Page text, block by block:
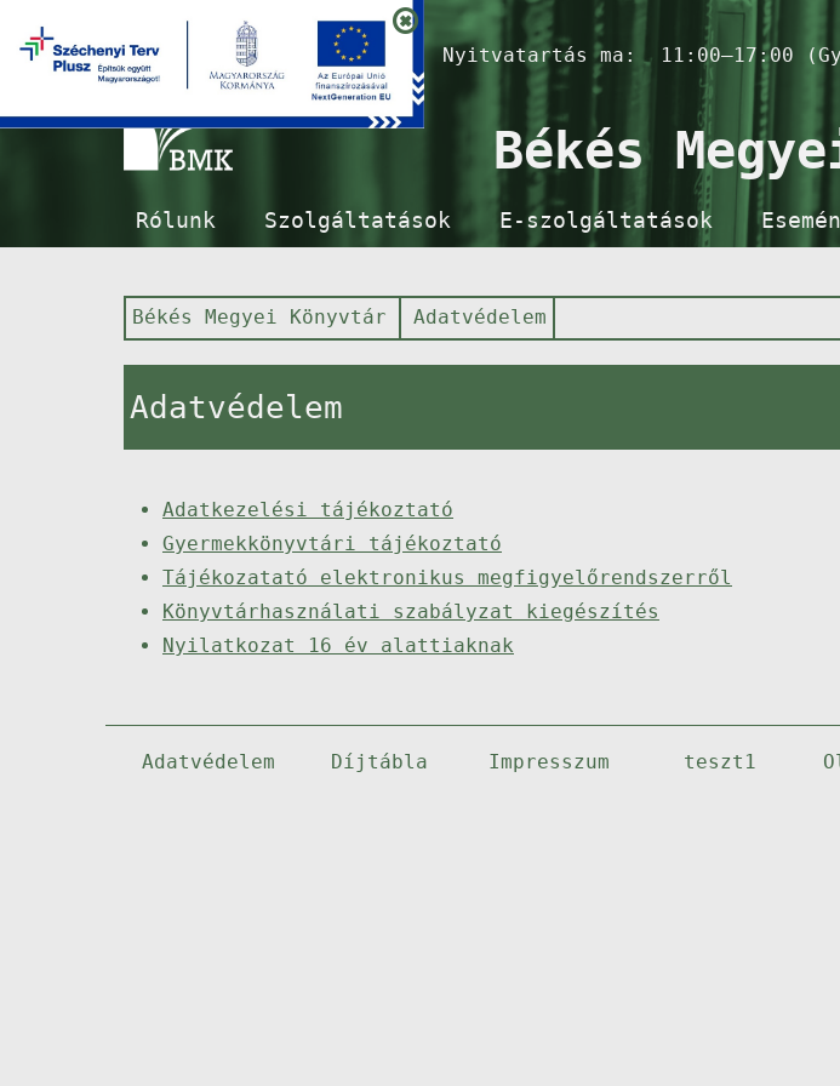
Nyitvatartás ma: 11:00–17:00
Békés
Rólunk Szolgáltatások E-szolgáltatások
Békés Megyei Könyvtár Adatvédelem
Adatvédelem
Adatkezelési tájékoztató
Gyermekkönyvtári tájékoztató
Tájékozatató elektronikus megfigyelőrendszerről
Könyvtárhasználati szabályzat kiegészítés
Nyilatkozat 16 év alattiaknak
Adatvédelem Díjtábla Impresszum teszt1